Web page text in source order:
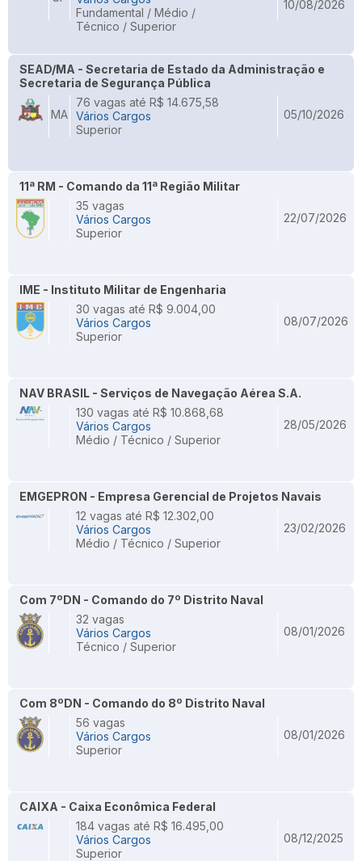
Fundamental / Médio /
Técnico / Superior
10/08/2026
SEAD/MA - Secretaria de Estado da Administração e
Secretaria de Segurança Pública
MA
76 vagas até R$ 14.675,58
Vários Cargos
Superior
05/10/2026
11ª RM - Comando da 11ª Região Militar
35 vagas
Vários Cargos
Superior
22/07/2026
IME - Instituto Militar de Engenharia
30 vagas até R$ 9.004,00
Vários Cargos
Superior
08/07/2026
NAV BRASIL - Serviços de Navegação Aérea S.A.
130 vagas até R$ 10.868,68
Vários Cargos
Médio / Técnico / Superior
28/05/2026
EMGEPRON - Empresa Gerencial de Projetos Navais
12 vagas até R$ 12.302,00
Vários Cargos
Médio / Técnico / Superior
23/02/2026
Com 7ºDN - Comando do 7º Distrito Naval
32 vagas
Vários Cargos
Técnico / Superior
08/01/2026
Com 8ºDN - Comando do 8º Distrito Naval
56 vagas
Vários Cargos
Superior
08/01/2026
CAIXA - Caixa Econômica Federal
184 vagas até R$ 16.495,00
Vários Cargos
Superior
08/12/2025